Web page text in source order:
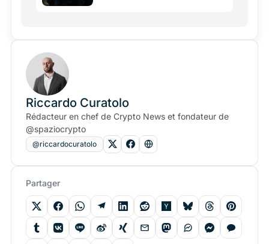
Riccardo Curatolo
Rédacteur en chef de Crypto News et fondateur de
@spaziocrypto
@riccardocuratolo
Partager